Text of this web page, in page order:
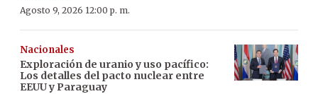
Agosto 9, 2026 12:00 p. m.
Nacionales
Exploración de uranio y uso pacífico:
Los detalles del pacto nuclear entre
EEUU y Paraguay